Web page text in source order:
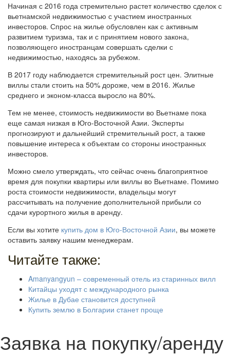
Начиная с 2016 года стремительно растет количество сделок с
вьетнамской недвижимостью с участием иностранных
инвесторов. Спрос на жилье обусловлен как с активным
развитием туризма, так и с принятием нового закона,
позволяющего иностранцам совершать сделки с
недвижимостью, находясь за рубежом.
В 2017 году наблюдается стремительный рост цен. Элитные
виллы стали стоить на 50% дороже, чем в 2016. Жилье
среднего и эконом-класса выросло на 80%.
Тем не менее, стоимость недвижимости во Вьетнаме пока
еще самая низкая в Юго-Восточной Азии. Эксперты
прогнозируют и дальнейший стремительный рост, а также
повышение интереса к объектам со стороны иностранных
инвесторов.
Можно смело утверждать, что сейчас очень благоприятное
время для покупки квартиры или виллы во Вьетнаме. Помимо
роста стоимости недвижимости, владельцы могут
рассчитывать на получение дополнительной прибыли со
сдачи курортного жилья в аренду.
Если вы хотите купить дом в Юго-Восточной Азии, вы можете
оставить заявку нашим менеджерам.
Читайте также:
Amanyangyun – современный отель из старинных вилл
Китайцы уходят с международного рынка
Жилье в Дубае становится доступней
Купить землю в Болгарии станет проще
Заявка на покупку/аренду